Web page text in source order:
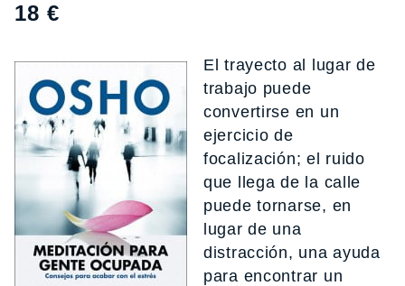
18 €
El trayecto al lugar de
trabajo puede
convertirse en un
ejercicio de
focalización; el ruido
que llega de la calle
puede tornarse, en
lugar de una
distracción, una ayuda
para encontrar un